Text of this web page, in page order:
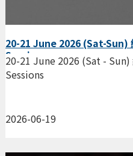
20-21 June 2026 (Sat-Sun)
Sessions
2026-06-19
20-21 June 2026 (Sat -
Sessions